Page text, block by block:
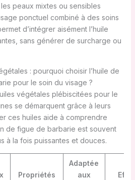
peaux mixtes ou sensibles
ponctuel combiné à des soins
d’intégrer aisément l’huile
sans générer de surcharge ou
: pourquoi choisir l’huile de
pour le soin du visage ?
végétales plébiscitées pour le
se démarquent grâce à leurs
ces huiles aide à comprendre
de figue de barbarie est souvent
à la fois puissantes et douces.
Propriétés
Adaptée
aux
Effet